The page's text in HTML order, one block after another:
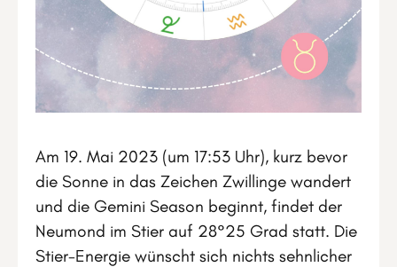
Am 19. Mai 2023 (um 17:53 Uhr), kurz bevor
die Sonne in das Zeichen Zwillinge wandert
und die Gemini Season beginnt, findet der
Neumond im Stier auf 28°25 Grad statt. Die
Stier-Energie wünscht sich nichts sehnlicher